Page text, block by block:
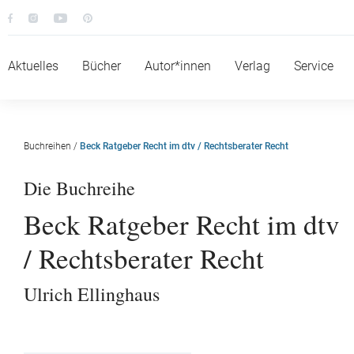
Aktuelles Bücher Autor*innen Verlag Service
Buchreihen / Beck Ratgeber Recht im dtv / Rechtsberater Recht
Die Buchreihe
Beck Ratgeber Recht im dtv
/ Rechtsberater Recht
Ulrich Ellinghaus